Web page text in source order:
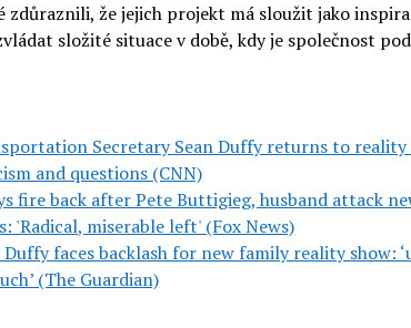
zdůraznili, že jejich projekt má sloužit jako
složité situace v době, kdy je společnost
Secretary Sean Duffy returns to
and questions (CNN)
fire back after Pete Buttigieg, husband attack
'Radical, miserable left' (Fox News)
Duffy faces backlash for new family reality show:
(The Guardian)